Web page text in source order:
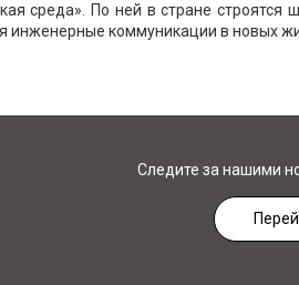
среда». По ней в стране
инженерные коммуникации в новых
Следите за нашими